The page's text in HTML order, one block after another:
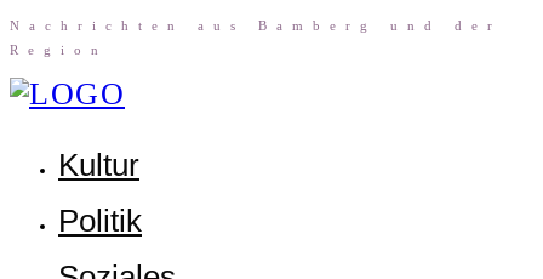
Nach­rich­ten aus Bam­berg und der
Region
Kul­tur
Poli­tik